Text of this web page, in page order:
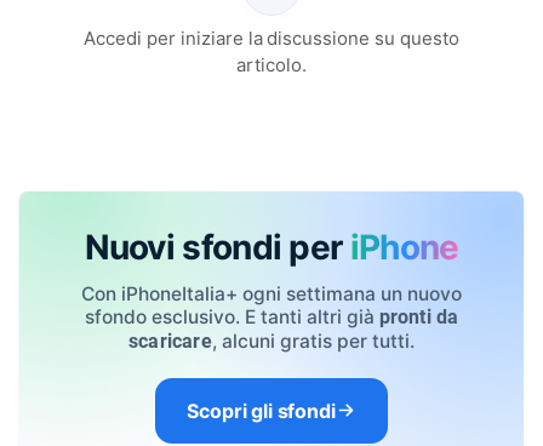
Accedi per iniziare la discussione su questo
articolo.
Nuovi sfondi per iPhone
Con iPhoneItalia+ ogni settimana un nuovo
sfondo esclusivo. E tanti altri già pronti da
scaricare, alcuni gratis per tutti.
Scopri gli sfondi